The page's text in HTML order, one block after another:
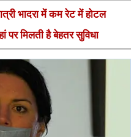
भादरा में कम रेट में होटल
पर मिलती है बेहतर सुविधा